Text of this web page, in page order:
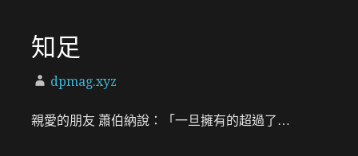
知足
dpmag.xyz
親愛的朋友 蕭伯納說：「一旦擁有的超過了…